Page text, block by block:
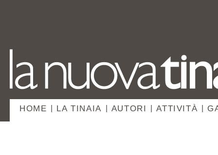
HOME LA TINAIA AUTORI ATTIVITÀ